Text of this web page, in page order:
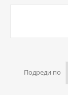
Подреди по